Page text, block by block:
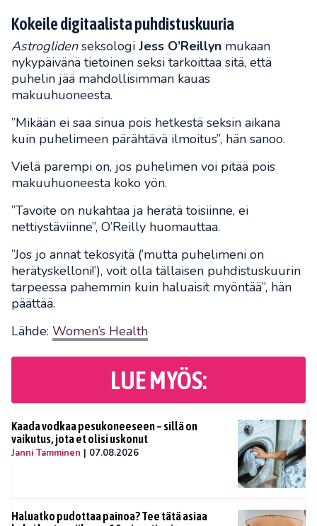
Kokeile digitaalista puhdistuskuuria
Astroglidenseksologi Jess O’Reillyn mukaan
nykypäivänä tietoinen seksi tarkoittaa sitä, että
puhelin jää mahdollisimman kauas
makuuhuoneesta.
”Mikään ei saa sinua pois hetkestä seksin aikana
kuin puhelimeen pärähtävä ilmoitus”, hän sanoo.
Vielä parempi on, jos puhelimen voi pitää pois
makuuhuoneesta koko yön.
”Tavoite on nukahtaa ja herätä toisiinne, ei
nettiystäviinne”, O’Reilly huomauttaa.
”Jos jo annat tekosyitä (’mutta puhelimeni on
herätyskelloni!’), voit olla tällaisen puhdistuskuurin
tarpeessa pahemmin kuin haluaisit myöntää”, hän
päättää.
Lähde: Women’s Health
LUE MYÖS:
Kaada vodkaa pesukoneeseen – sillä on
vaikutus, jota et olisi uskonut
Janni Tamminen | 07.08.2026
Haluatko pudottaa painoa? Tee tätä asiaa